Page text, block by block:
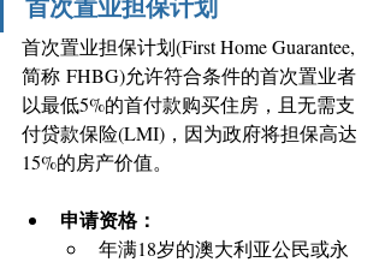
首次置业担保计划(First Home Guarantee,
简称 FHBG)允许符合条件的首次置业者
以最低5%的首付款购买住房，且无需支
付贷款保险(LMI)，因为政府将担保高达
15%的房产价值。
申请资格：
年满18岁的澳大利亚公民或永